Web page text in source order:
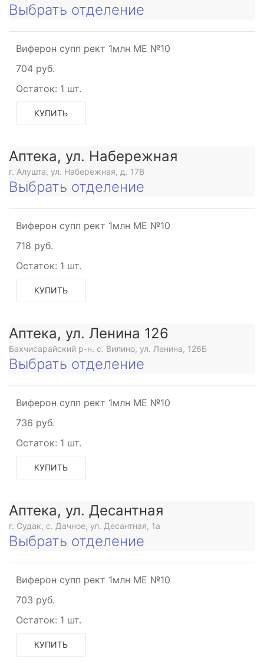
Выбрать отделение
Виферон супп рект 1млн МЕ №10
704 руб.
Остаток: 1 шт.
КУПИТЬ
Аптека, ул. Набережная
г. Алушта, ул. Набережная, д. 17В
Выбрать отделение
Виферон супп рект 1млн МЕ №10
718 руб.
Остаток: 1 шт.
КУПИТЬ
Аптека, ул. Ленина 126
Бахчисарайский р-н. с. Вилино, ул. Ленина, 126Б
Выбрать отделение
Виферон супп рект 1млн МЕ №10
736 руб.
Остаток: 1 шт.
КУПИТЬ
Аптека, ул. Десантная
г. Судак, с. Дачное, ул. Десантная, 1а
Выбрать отделение
Виферон супп рект 1млн МЕ №10
703 руб.
Остаток: 1 шт.
КУПИТЬ